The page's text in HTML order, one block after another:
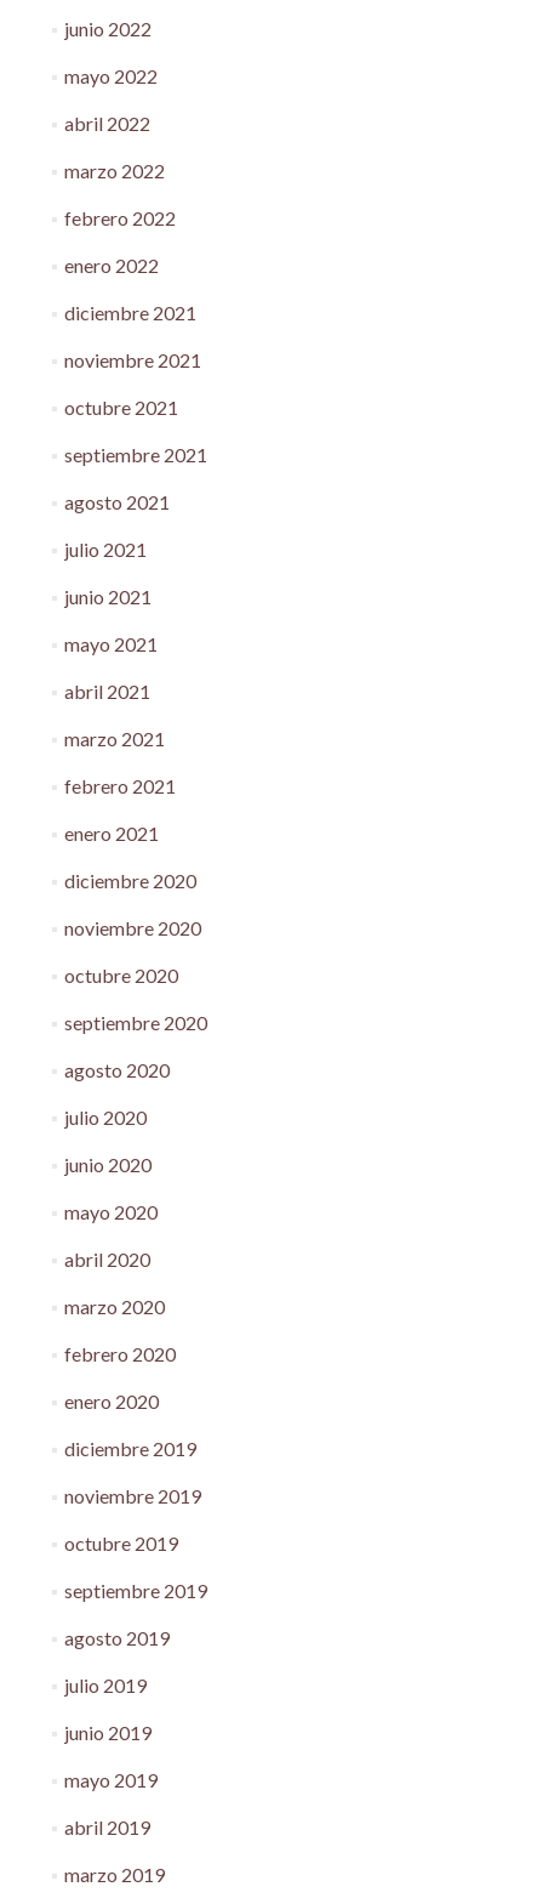
junio 2022
mayo 2022
abril 2022
marzo 2022
febrero 2022
enero 2022
diciembre 2021
noviembre 2021
octubre 2021
septiembre 2021
agosto 2021
julio 2021
junio 2021
mayo 2021
abril 2021
marzo 2021
febrero 2021
enero 2021
diciembre 2020
noviembre 2020
octubre 2020
septiembre 2020
agosto 2020
julio 2020
junio 2020
mayo 2020
abril 2020
marzo 2020
febrero 2020
enero 2020
diciembre 2019
noviembre 2019
octubre 2019
septiembre 2019
agosto 2019
julio 2019
junio 2019
mayo 2019
abril 2019
marzo 2019